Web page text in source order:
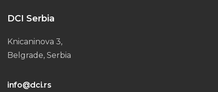
DCI Serbia
Knicaninova 3,
Belgrade, Serbia
info@dci.rs